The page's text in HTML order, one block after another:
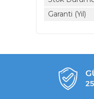
Garanti (Yıl)